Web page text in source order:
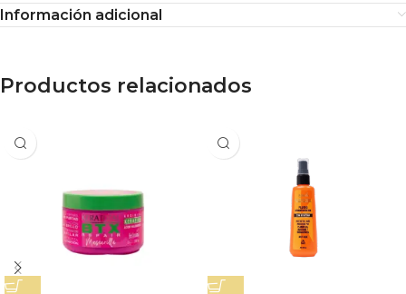
Información adicional
Productos relacionados